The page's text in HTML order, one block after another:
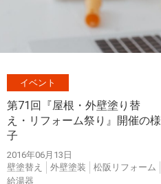
イベント
第71回『屋根・外壁塗り替
え・リフォーム祭り』開催の様
子
2016年06月13日
壁塗替え
外壁塗装 松阪リフォーム
給湯器